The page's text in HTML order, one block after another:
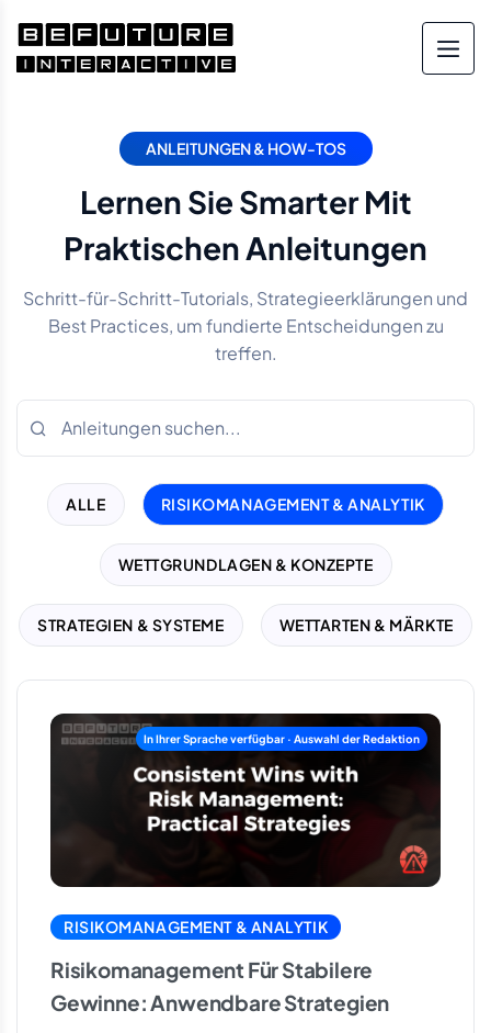
ANLEITUNGEN & HOW-TOS
Lernen Sie Smarter Mit
Praktischen Anleitungen
Schritt-für-Schritt-Tutorials, Strategieerklärungen und
Best Practices, um fundierte Entscheidungen zu
treffen.
ALLE RISIKOMANAGEMENT & ANALYTIK
WETTGRUNDLAGEN & KONZEPTE
STRATEGIEN & SYSTEME WETTARTEN & MÄRKTE
RISIKOMANAGEMENT & ANALYTIK
Risikomanagement Für Stabilere
Gewinne: Anwendbare Strategien